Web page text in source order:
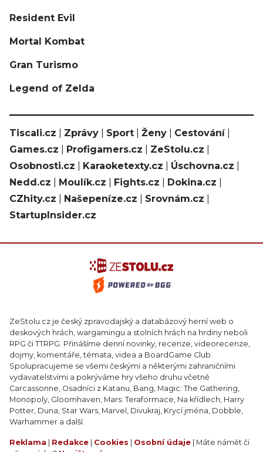
Resident Evil
Mortal Kombat
Gran Turismo
Legend of Zelda
Tiscali.cz Zprávy Sport Ženy Cestování|
Games.cz
Profigamers.cz ZeStolu.cz
Osobnosti.cz
Karaoketexty.cz Úschovna.cz
Nedd.cz
Moulík.cz Fights.cz Dokina.cz
CZhity.cz
Našepeníze.cz Srovnám.cz
StartupInsider.cz
ZeStolu.cz je český zpravodajský a databázový herní web o
deskových hrách, wargamingu a stolních hrách na hrdiny neboli
RPG či TTRPG. Přinášíme denní novinky, recenze, videorecenze,
dojmy, komentáře, témata, videa a BoardGame Club.
Spolupracujeme se všemi českými a některými zahraničními
vydavatelstvími a pokrýváme hry všeho druhu včetně
Carcassonne, Osadníci z Katanu, Bang, Magic: The Gathering,
Monopoly, Gloomhaven, Mars: Teraformace, Na křídlech, Harry
Potter, Duna, Star Wars, Marvel, Divukraj, Krycí jména, Dobble,
Warhammer a další.
Reklama Redakce Cookies Osobní údaje | Máte námět či